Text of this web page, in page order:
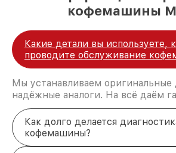
доверия и лояльности наших
кофемашины
Какие детали вы используете,
проводите обслуживание
Мы устанавливаем оригинальные
надёжные аналоги. На всё даём
Как долго делается
кофемашины?